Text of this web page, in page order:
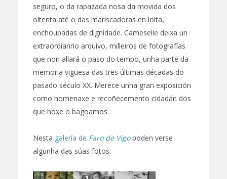
seguro, o da rapazada nosa da movida dos
oitenta até o das mariscadoras en loita,
enchoupadas de dignidade. Cameselle deixa un
extraordianrio arquivo, milleiros de fotografías
que non allará o paso do tempo, unha parte da
memoria viguesa das tres últimas décadas do
pasado século XX. Merece unha gran exposición
como homenaxe e recoñecemento cidadán dos
que hoxe o bagoamos.
Nesta galería de Faro de Vigopoden verse
algunha das súas fotos.